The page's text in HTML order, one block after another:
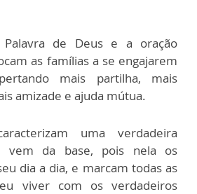
de Deus e a oração
as famílias a se engajarem
mais partilha, mais
amizade e ajuda mútua.
uma verdadeira
vem da base, pois nela os
dia a dia, e marcam todas as
viver com os verdadeiros